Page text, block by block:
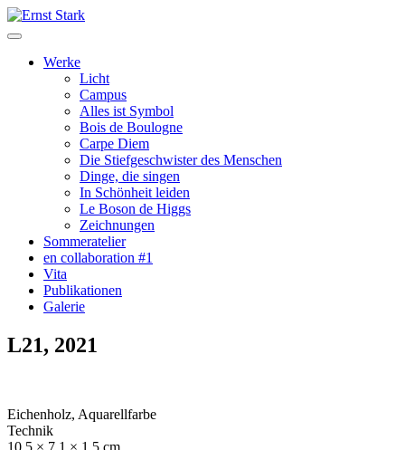
Werke
Licht
Campus
Alles ist Symbol
Bois de Boulogne
Carpe Diem
Die Stiefgeschwister des Menschen
Dinge, die singen
In Schönheit leiden
Le Boson de Higgs
Zeichnungen
Sommeratelier
en collaboration #1
Vita
Publikationen
Galerie
L21, 2021
Eichenholz, Aquarellfarbe
Technik
10,5 × 7,1 × 1,5 cm